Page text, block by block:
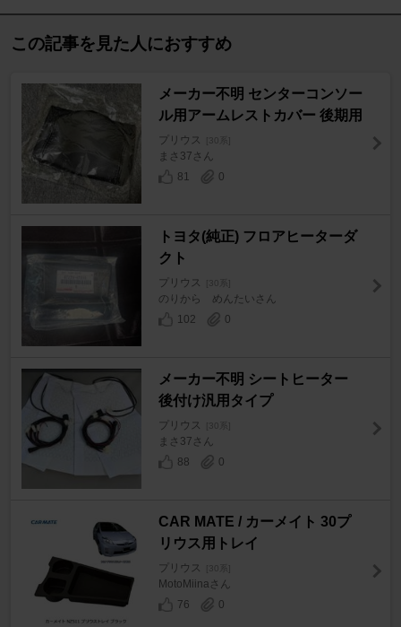
この記事を見た人におすすめ
メーカー不明 センターコンソー
ル用アームレストカバー 後期用
プリウス [30系]
まさ37さん
81
0
トヨタ(純正) フロアヒーターダ
クト
プリウス [30系]
のりから めんたいさん
102
0
メーカー不明 シートヒーター
後付け汎用タイプ
プリウス [30系]
まさ37さん
88
0
CAR MATE / カーメイト 30プ
リウス用トレイ
プリウス [30系]
MotoMiinaさん
76
0